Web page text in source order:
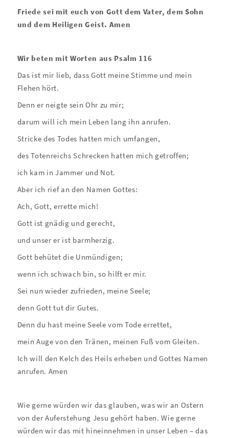
Friede sei mit euch von Gott dem Vater, dem Sohn
und dem Heiligen Geist. Amen
Wir beten mit Worten aus Psalm 116
Das ist mir lieb, dass Gott meine Stimme und mein
Flehen hört.
Denn er neigte sein Ohr zu mir;
darum will ich mein Leben lang ihn anrufen.
Stricke des Todes hatten mich umfangen,
des Totenreichs Schrecken hatten mich getroffen;
ich kam in Jammer und Not.
Aber ich rief an den Namen Gottes:
Ach, Gott, errette mich!
Gott ist gnädig und gerecht,
und unser er ist barmherzig.
Gott behütet die Unmündigen;
wenn ich schwach bin, so hilft er mir.
Sei nun wieder zufrieden, meine Seele;
denn Gott tut dir Gutes.
Denn du hast meine Seele vom Tode errettet,
mein Auge von den Tränen, meinen Fuß vom Gleiten.
Ich will den Kelch des Heils erheben und Gottes Namen
anrufen. Amen
Wie gerne würden wir das glauben, was wir an Ostern
von der Auferstehung Jesu gehört haben. Wie gerne
würden wir das mit hineinnehmen in unser Leben – das